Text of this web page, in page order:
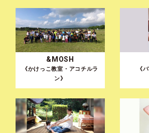
&MOSH
《かけっこ教室・アコチルラ
ン》
《